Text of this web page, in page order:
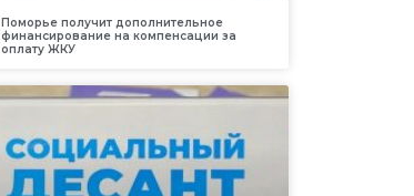
Поморье получит дополнительное
финансирование на компенсации за
оплату ЖКУ